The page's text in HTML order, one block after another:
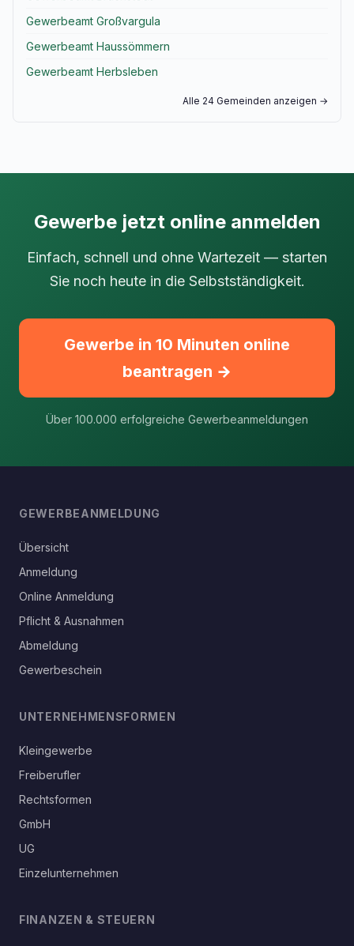
Gewerbeamt Großvargula
Gewerbeamt Haussömmern
Gewerbeamt Herbsleben
Alle 24 Gemeinden anzeigen →
Gewerbe jetzt online anmelden
Einfach, schnell und ohne Wartezeit — starten
Sie noch heute in die Selbstständigkeit.
Gewerbe in 10 Minuten online
beantragen →
Über 100.000 erfolgreiche Gewerbeanmeldungen
GEWERBEANMELDUNG
Übersicht
Anmeldung
Online Anmeldung
Pflicht & Ausnahmen
Abmeldung
Gewerbeschein
UNTERNEHMENSFORMEN
Kleingewerbe
Freiberufler
Rechtsformen
GmbH
UG
Einzelunternehmen
FINANZEN & STEUERN